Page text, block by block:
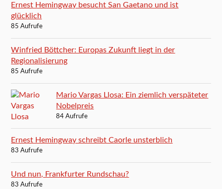
Ernest Hemingway besucht San Gaetano und ist
glücklich
85 Aufrufe
Winfried Böttcher: Europas Zukunft liegt in der
Regionalisierung
85 Aufrufe
Mario Vargas Llosa: Ein ziemlich verspäteter
Nobelpreis
84 Aufrufe
Ernest Hemingway schreibt Caorle unsterblich
83 Aufrufe
Und nun, Frankfurter Rundschau?
83 Aufrufe